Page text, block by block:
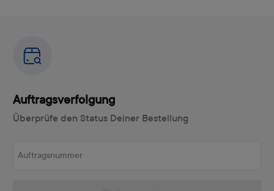
Auftragsverfolgung
Überprüfe den Status Deiner Bestellung